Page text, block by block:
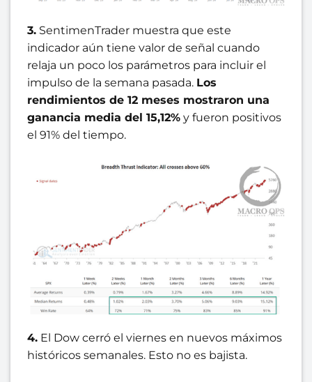
3. SentimenTrader muestra que este
indicador aún tiene valor de señal cuando
relaja un poco los parámetros para incluir el
impulso de la semana pasada. Los
rendimientos de 12 meses mostraron una
ganancia media del 15,12% y fueron positivos
el 91% del tiempo.
4. El Dow cerró el viernes en nuevos máximos
históricos semanales. Esto no es bajista.